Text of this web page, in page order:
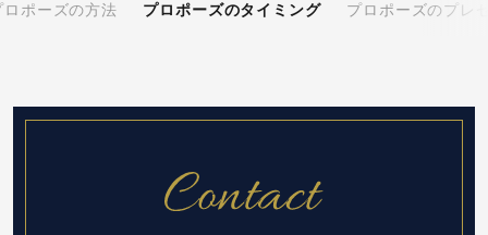
ロポーズの方法 プロポーズのタイミング プロポーズのプレ